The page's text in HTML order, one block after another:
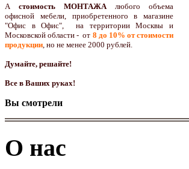
А стоимость МОНТАЖА любого объема
офисной мебели, приобретенного в магазине
"Офис в Офис", на территории Москвы и
Московской области - от 8 до 10% от стоимости
продукции но не менее 2000 рублей.
Думайте, решайте!
Все в Ваших руках!
Вы смотрели
О нас